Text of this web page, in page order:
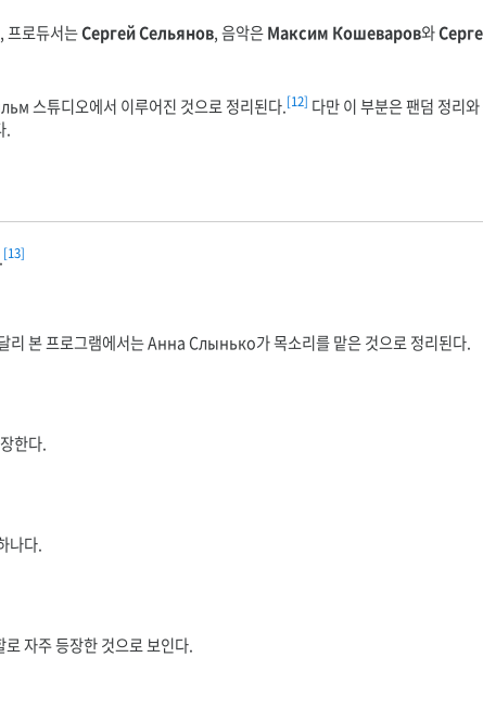
프로듀서는Сергей Сельянов, 음악은Максим Кошеваров와
스튜디오에서 이루어진 것으로 정리된다.[12] 다만 이 부분은 팬덤 정리
.
[13]
리 본 프로그램에서는 Анна Слынько가 목소리를 맡은 것으로 정리된다.
한다.
나다.
자주 등장한 것으로 보인다.